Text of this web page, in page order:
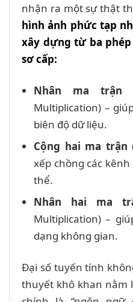
nhận ra một sự thật
hình ảnh phức tạp
xây dựng từ ba
sơ cấp:
Nhân ma
Multiplication) –
biên độ dữ liệu.
Cộng hai ma trận
xếp chồng các
thể.
Nhân hai ma
Multiplication) –
dạng không gian.
Đại số tuyến tính
thuyết khô khan nằm